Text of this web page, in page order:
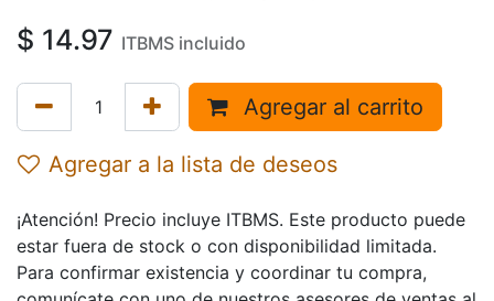
$ 14.97 ITBMS incluido
Agregar al carrito
Agregar a la lista de deseos
¡Atención! Precio incluye ITBMS. Este producto puede
estar fuera de stock o con disponibilidad limitada.
Para confirmar existencia y coordinar tu compra,